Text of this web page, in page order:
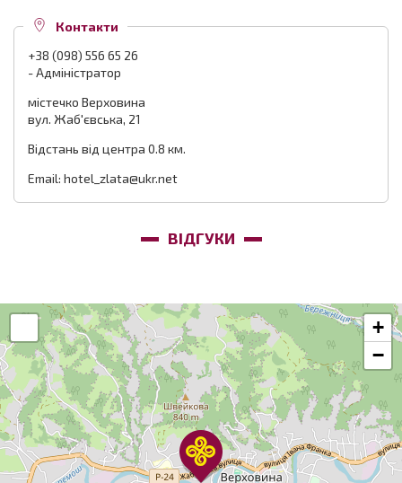
Контакти
+38 (098) 556 65 26
- Адміністратор
містечко Верховина
вул. Жаб'євська, 21
Відстань від центра 0.8 км.
Email: hotel_zlata@ukr.net
ВІДГУКИ
+
−